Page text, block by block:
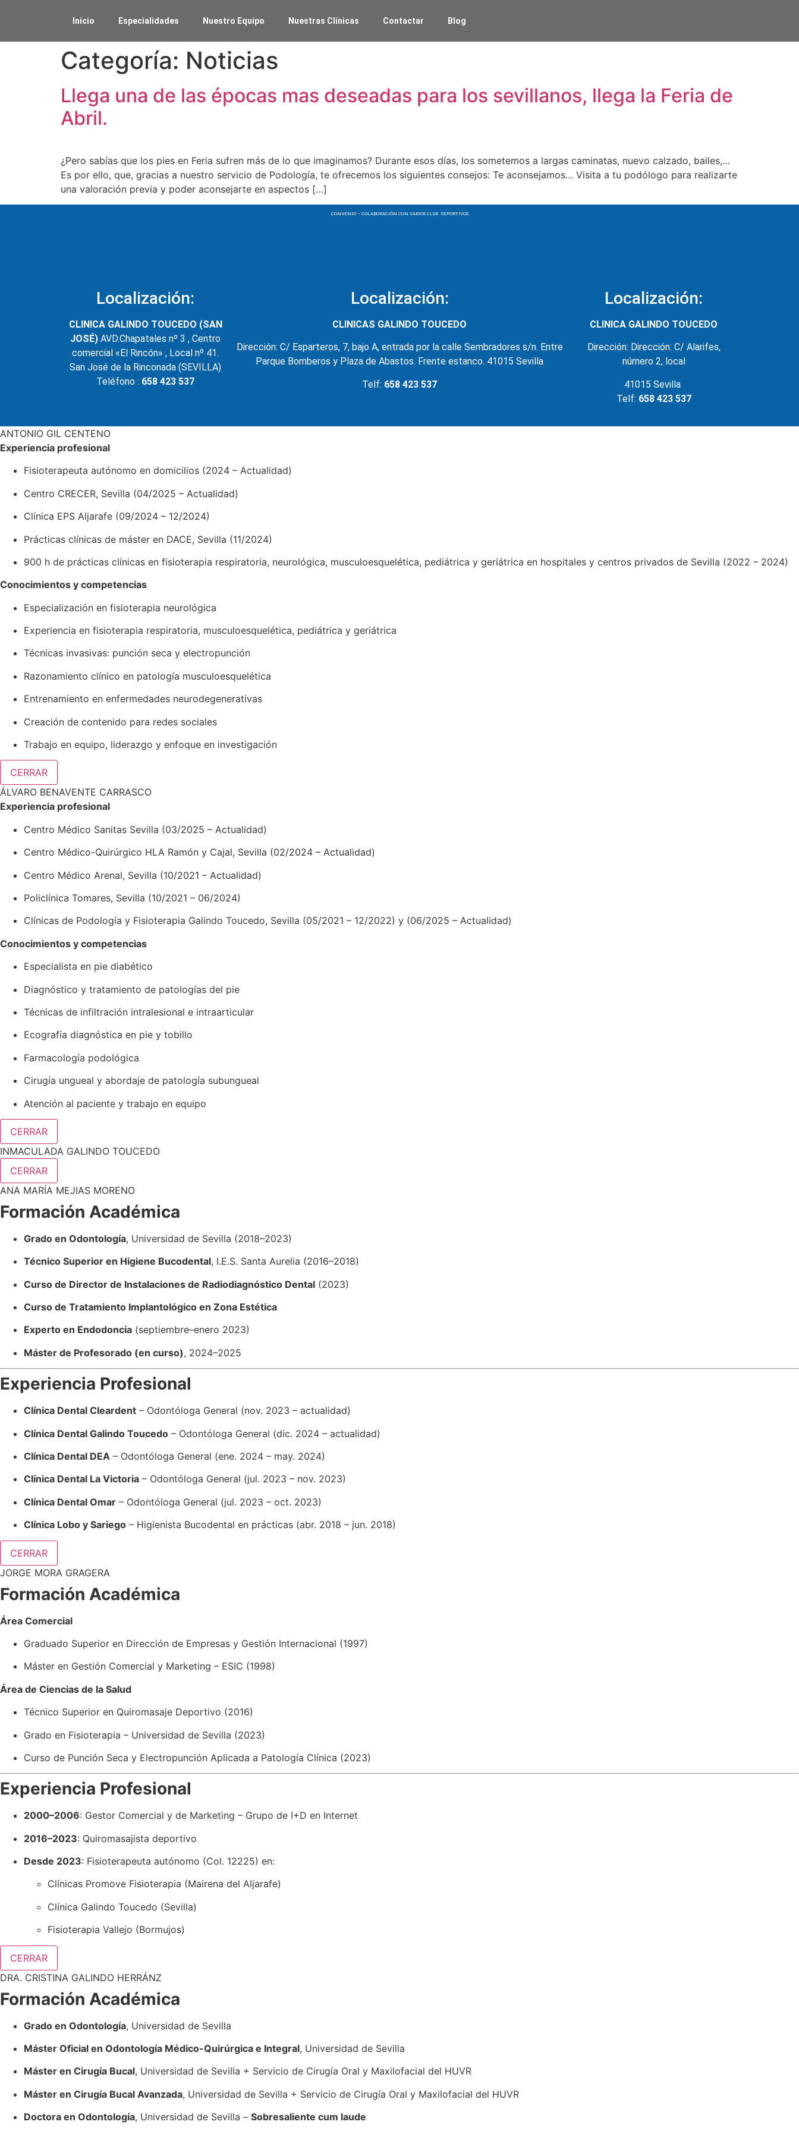
Inicio Especialidades Nuestro Equipo Nuestras Clínicas Contactar Blog
Categoría: Noticias
Llega una de las épocas mas deseadas para los sevillanos, llega la Feria de
Abril.
¿Pero sabías que los pies en Feria sufren más de lo que imaginamos? Durante esos días, los sometemos a largas caminatas, nuevo calzado, bailes,…
Es por ello, que, gracias a nuestro servicio de Podología, te ofrecemos los siguientes consejos: Te aconsejamos… Visita a tu podólogo para realizarte
una valoración previa y poder aconsejarte en aspectos […]
CONVENIO – COLABORACIÓN CON VARIOS CLUB DEPORTIVOS
Localización:
CLINICA GALINDO TOUCEDO (SAN
JOSÉ) AVD.Chapatales nº 3 , Centro
comercial «El Rincón» , Local nº 41.
San José de la Rinconada (SEVILLA)
Teléfono : 658 423 537
Localización:
CLINICAS GALINDO TOUCEDO
Dirección: C/ Esparteros, 7, bajo A, entrada por la calle Sembradores s/n. Entre
Parque Bomberos y Plaza de Abastos. Frente estanco. 41015 Sevilla
Telf: 658 423 537
Localización:
CLINICA GALINDO TOUCEDO
Dirección: Dirección: C/ Alarifes,
número 2, local
41015 Sevilla
Telf: 658 423 537
ANTONIO GIL CENTENO
Experiencia profesional
Fisioterapeuta autónomo en domicilios (2024 – Actualidad)
Centro CRECER, Sevilla (04/2025 – Actualidad)
Clínica EPS Aljarafe (09/2024 – 12/2024)
Prácticas clínicas de máster en DACE, Sevilla (11/2024)
900 h de prácticas clínicas en fisioterapia respiratoria, neurológica, musculoesquelética, pediátrica y geriátrica en hospitales y centros privados de Sevilla (2022 – 2024)
Conocimientos y competencias
Especialización en fisioterapia neurológica
Experiencia en fisioterapia respiratoria, musculoesquelética, pediátrica y geriátrica
Técnicas invasivas: punción seca y electropunción
Razonamiento clínico en patología musculoesquelética
Entrenamiento en enfermedades neurodegenerativas
Creación de contenido para redes sociales
Trabajo en equipo, liderazgo y enfoque en investigación
CERRAR
ÁLVARO BENAVENTE CARRASCO
Experiencia profesional
Centro Médico Sanitas Sevilla (03/2025 – Actualidad)
Centro Médico-Quirúrgico HLA Ramón y Cajal, Sevilla (02/2024 – Actualidad)
Centro Médico Arenal, Sevilla (10/2021 – Actualidad)
Policlínica Tomares, Sevilla (10/2021 – 06/2024)
Clínicas de Podología y Fisioterapia Galindo Toucedo, Sevilla (05/2021 – 12/2022) y (06/2025 – Actualidad)
Conocimientos y competencias
Especialista en pie diabético
Diagnóstico y tratamiento de patologías del pie
Técnicas de infiltración intralesional e intraarticular
Ecografía diagnóstica en pie y tobillo
Farmacología podológica
Cirugía ungueal y abordaje de patología subungueal
Atención al paciente y trabajo en equipo
CERRAR
INMACULADA GALINDO TOUCEDO
CERRAR
ANA MARÍA MEJIAS MORENO
Formación Académica
Grado en Odontología, Universidad de Sevilla (2018–2023)
Técnico Superior en Higiene Bucodental, I.E.S. Santa Aurelia (2016–2018)
Curso de Director de Instalaciones de Radiodiagnóstico Dental (2023)
Curso de Tratamiento Implantológico en Zona Estética
Experto en Endodoncia (septiembre–enero 2023)
Máster de Profesorado (en curso), 2024–2025
Experiencia Profesional
Clínica Dental Cleardent – Odontóloga General (nov. 2023 – actualidad)
Clínica Dental Galindo Toucedo – Odontóloga General (dic. 2024 – actualidad)
Clínica Dental DEA – Odontóloga General (ene. 2024 – may. 2024)
Clínica Dental La Victoria – Odontóloga General (jul. 2023 – nov. 2023)
Clínica Dental Omar – Odontóloga General (jul. 2023 – oct. 2023)
Clínica Lobo y Sariego – Higienista Bucodental en prácticas (abr. 2018 – jun. 2018)
CERRAR
JORGE MORA GRAGERA
Formación Académica
Área Comercial
Graduado Superior en Dirección de Empresas y Gestión Internacional (1997)
Máster en Gestión Comercial y Marketing – ESIC (1998)
Área de Ciencias de la Salud
Técnico Superior en Quiromasaje Deportivo (2016)
Grado en Fisioterapia – Universidad de Sevilla (2023)
Curso de Punción Seca y Electropunción Aplicada a Patología Clínica (2023)
Experiencia Profesional
2000–2006: Gestor Comercial y de Marketing – Grupo de I+D en Internet
2016–2023: Quiromasajista deportivo
Desde 2023: Fisioterapeuta autónomo (Col. 12225) en:
Clínicas Promove Fisioterapia (Mairena del Aljarafe)
Clínica Galindo Toucedo (Sevilla)
Fisioterapia Vallejo (Bormujos)
CERRAR
DRA. CRISTINA GALINDO HERRÁNZ
Formación Académica
Grado en Odontología, Universidad de Sevilla
Máster Oficial en Odontología Médico-Quirúrgica e Integral, Universidad de Sevilla
Máster en Cirugía Bucal, Universidad de Sevilla + Servicio de Cirugía Oral y Maxilofacial del HUVR
Máster en Cirugía Bucal Avanzada, Universidad de Sevilla + Servicio de Cirugía Oral y Maxilofacial del HUVR
Doctora en Odontología, Universidad de Sevilla – Sobresaliente cum laude